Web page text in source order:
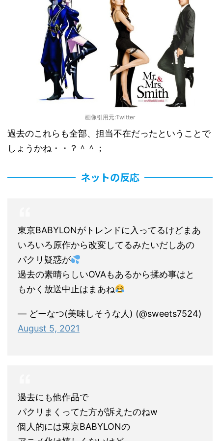
画像引用元:Twitter
過去のこれらも全部、担当不在だったということで
しょうかね・・？＾＾；
ネットの反応
東京BABYLONがトレンドに入ってるけどまあ
いろいろ原作から改変してるみたいだしあの
パクリ疑惑が
過去の素晴らしいOVAもあるから揉め事はと
もかく放送中止はまあね
— どーなつ(美味しそうな人) (@sweets7524)
August 5, 2021
過去にも他作品で
パクリまくってた方が訴えたのねw
個人的には東京BABYLONの